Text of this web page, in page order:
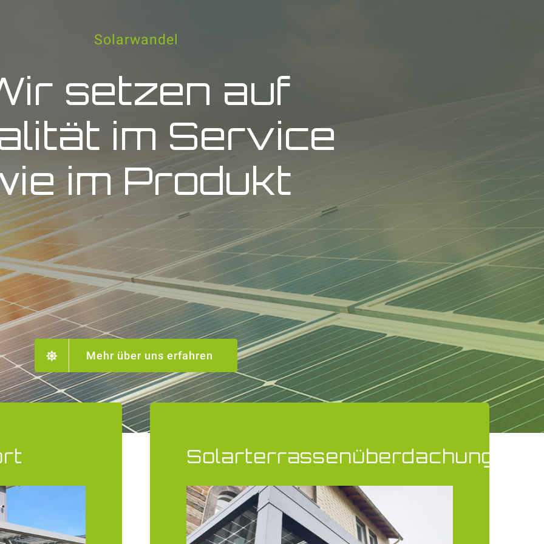
Solarwandel
setzen auf
im Service
im Produkt
Mehr über uns erfahren
Solarterrassenüberdachung